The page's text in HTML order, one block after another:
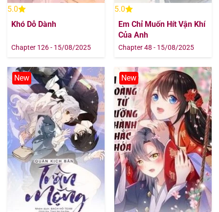
5.0
Khó Dỗ Dành
Chapter 126 - 15/08/2025
5.0
Em Chỉ Muốn Hít Vận Khí
Của Anh
Chapter 48 - 15/08/2025
New New